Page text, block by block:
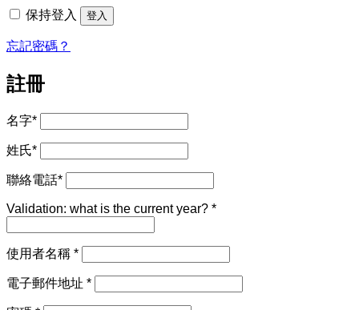
保持登入
登入
忘記密碼？
註冊
名字*
姓氏*
聯絡電話*
Validation: what is the current year? *
使用者名稱 *必
電子郵件地址 *必